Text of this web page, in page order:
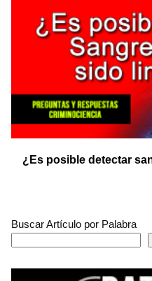
¿Es posible detectar
Buscar Artículo por Palabra